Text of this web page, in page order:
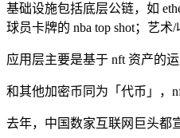
基础设施包括底层公链，如
球员卡牌的 nba top shot；艺术/
应用层主要是基于 nft 资产的
和其他加密币同为「代币」，
去年，中国数家互联网巨头都